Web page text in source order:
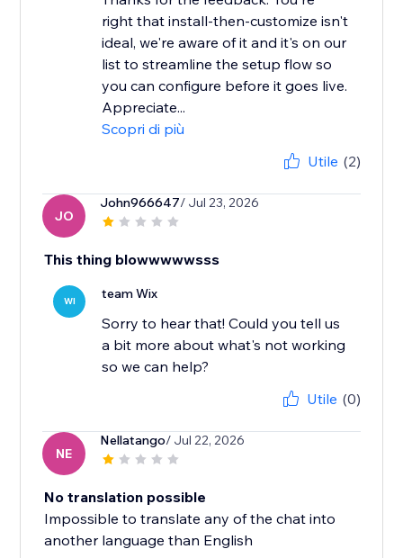
right that install-then-customize isn't
ideal, we're aware of it and it's on our
list to streamline the setup flow so
you can configure before it goes live.
Appreciate...
Scopri di più
Utile (2)
JO
John966647/ Jul 23, 2026
This thing blowwwwwsss
WI team Wix
Sorry to hear that! Could you tell us
a bit more about what's not working
Utile (0)
NE
Nellatango/ Jul 22, 2026
No translation possible
Impossible to translate any of the chat into
another language than English